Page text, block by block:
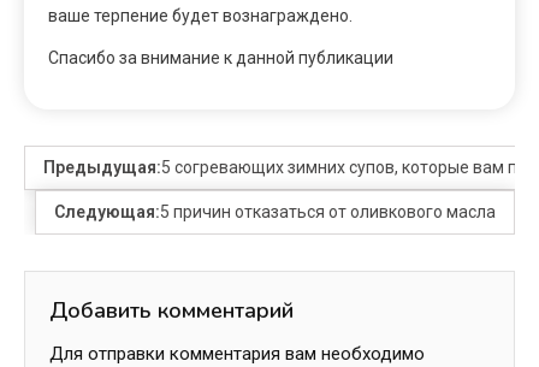
ваше терпение будет вознаграждено.
Спасибо за внимание к данной публикации
Предыдущая:5 согревающих зимних супов, которые вам
Следующая:5 причин отказаться от оливкового масла
Добавить комментарий
Для отправки комментария вам необходимо